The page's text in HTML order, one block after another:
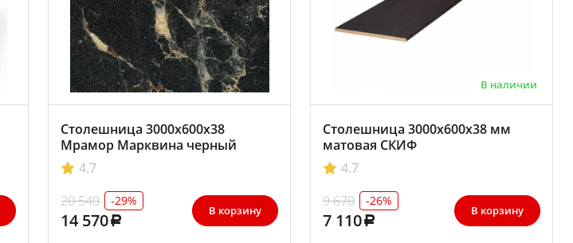
Столешница 3000х600х38
Мрамор Марквина черный
3029/S, АМК-Троя
4.7
20 540
-29%
14 570 В корзину
В наличии
Столешница 3000х600х38 мм
матовая СКИФ
4.7
9 670
-26%
7 110 В корзину